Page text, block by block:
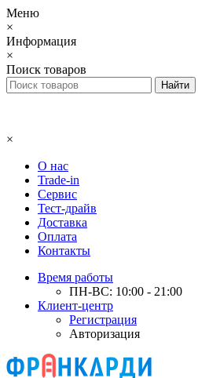
Меню
×
Информация
×
Поиск товаров
×
О нас
Trade-in
Сервис
Тест-драйв
Доставка
Оплата
Контакты
Время работы
ПН-ВС: 10:00 - 21:00
Клиент-центр
Регистрация
Авторизация